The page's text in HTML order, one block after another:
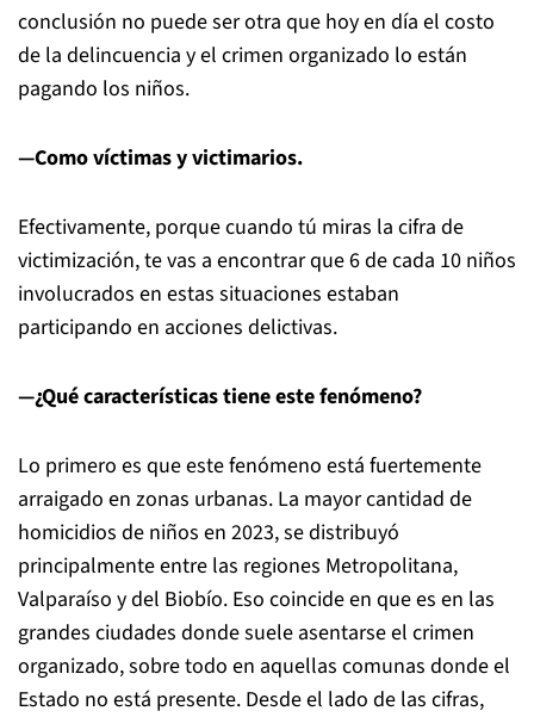
conclusión no puede ser otra que hoy en día el costo
de la delincuencia y el crimen organizado lo están
pagando los niños.
—Como víctimas y victimarios.
Efectivamente, porque cuando tú miras la cifra de
victimización, te vas a encontrar que 6 de cada 10 niños
involucrados en estas situaciones estaban
participando en acciones delictivas.
—¿Qué características tiene este fenómeno?
Lo primero es que este fenómeno está fuertemente
arraigado en zonas urbanas. La mayor cantidad de
homicidios de niños en 2023, se distribuyó
principalmente entre las regiones Metropolitana,
Valparaíso y del Biobío. Eso coincide en que es en las
grandes ciudades donde suele asentarse el crimen
organizado, sobre todo en aquellas comunas donde el
Estado no está presente. Desde el lado de las cifras,